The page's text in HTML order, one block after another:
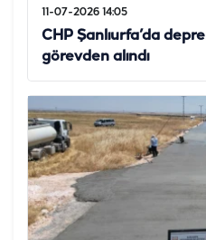
11-07-2026 14:05
CHP Şanlıurfa’da
görevden alındı